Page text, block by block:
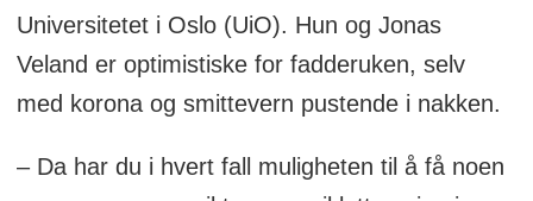
Ved SV-fakultetet vil faddere bare
kunne være med fadderbarna i gitte
tidsrom, ikke mer enn fire timer av
Blant UiO sine åtte faddervettregler er
Universitetet i Oslo (UiO). Hun og Jonas
Veland er optimistiske for fadderuken, selv
med korona og smittevern pustende i nakken.
– Da har du i hvert fall muligheten til å få noen